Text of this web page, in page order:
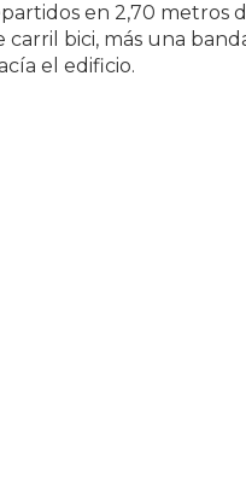
en 2,70 metros
carril bici, más una
el edificio.